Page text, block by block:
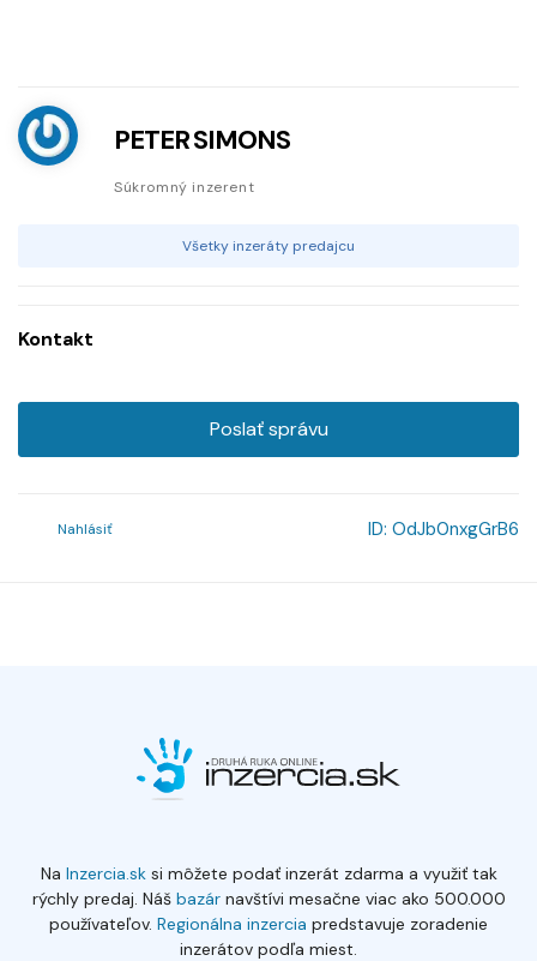
PETER SIMONS
Súkromný inzerent
Všetky inzeráty predajcu
Kontakt
Poslať správu
Nahlásiť ID: OdJb0nxgGrB6
Na Inzercia.sksi môžete podať inzerát zdarma a využiť tak
rýchly predaj. Náš bazárnavštívi mesačne viac ako 500.000
používateľov. Regionálna inzercia predstavuje zoradenie
inzerátov podľa miest.